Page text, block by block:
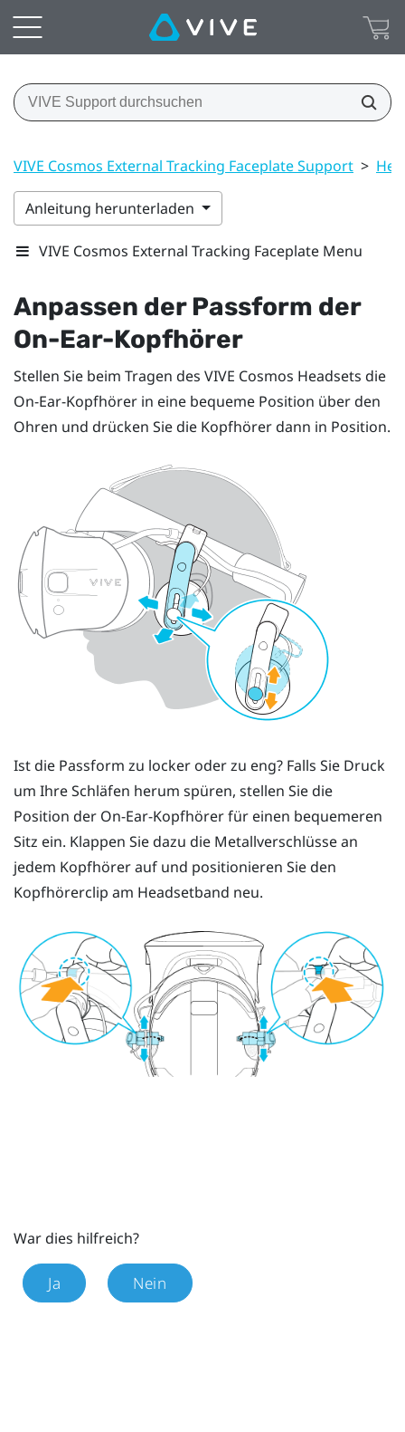
VIVE Cosmos External Tracking Faceplate Support >
Anleitung herunterladen
VIVE Cosmos External Tracking Faceplate Menu
Anpassen der Passform der
On-Ear-Kopfhörer
Stellen Sie beim Tragen des VIVE Cosmos Headsets die
On-Ear-Kopfhörer in eine bequeme Position über den
Ohren und drücken Sie die Kopfhörer dann in Position.
Ist die Passform zu locker oder zu eng? Falls Sie Druck
um Ihre Schläfen herum spüren, stellen Sie die
Position der On-Ear-Kopfhörer für einen bequemeren
Sitz ein. Klappen Sie dazu die Metallverschlüsse an
jedem Kopfhörer auf und positionieren Sie den
Kopfhörerclip am Headsetband neu.
War dies hilfreich?
Ja Nein